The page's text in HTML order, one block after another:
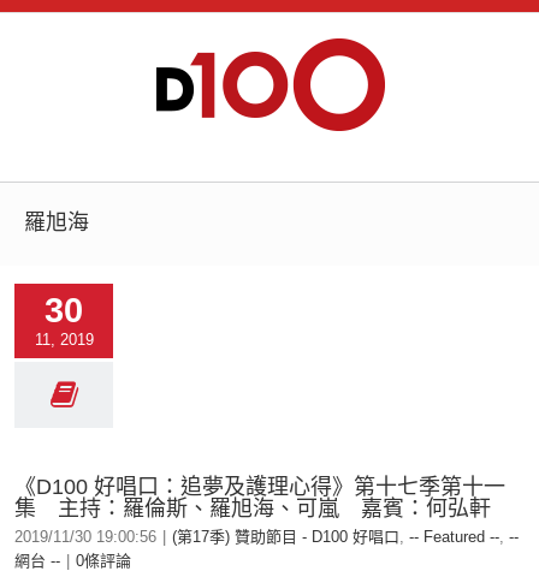
羅旭海
30
11, 2019
《D100 好唱口：追夢及護理心得》第十七季第十一
集 主持：羅倫斯、羅旭海、可嵐 嘉賓：何弘軒
2019/11/30 19:00:56 (第17季) 贊助節目 - D100 好唱口, -- Featured --, --
網台 --
0條評論